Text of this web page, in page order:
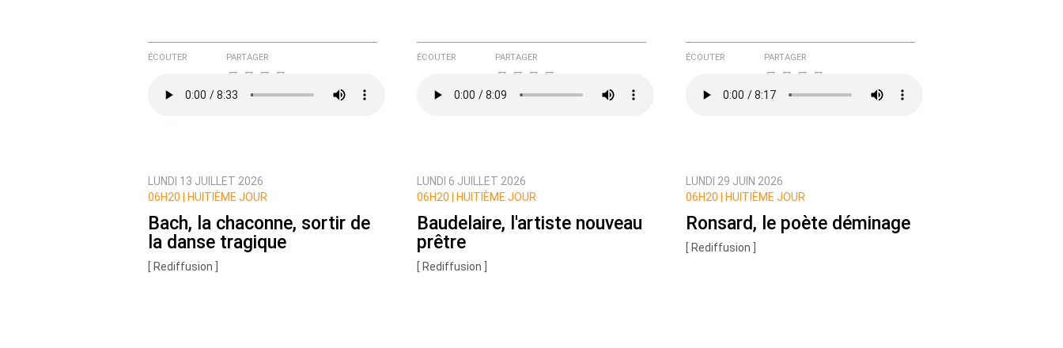
Prévenez-moi de tous les nouveaux commentaires de cette discussion par email
ÉCOUTER PARTAGER ÉCOUTER PARTAGER ÉCOUTER PARTAGER
LUNDI 13 JUILLET 2026
06H20 |
HUITIÈME JOUR
Bach, la chaconne, sortir de
la danse tragique
[ Rediffusion ]
LUNDI 6 JUILLET 2026
06H20 |
HUITIÈME JOUR
Baudelaire, l'artiste nouveau
prêtre
[ Rediffusion ]
LUNDI 29 JUIN 2026
06H20 |
HUITIÈME JOUR
Ronsard, le poète déminage
[ Rediffusion ]